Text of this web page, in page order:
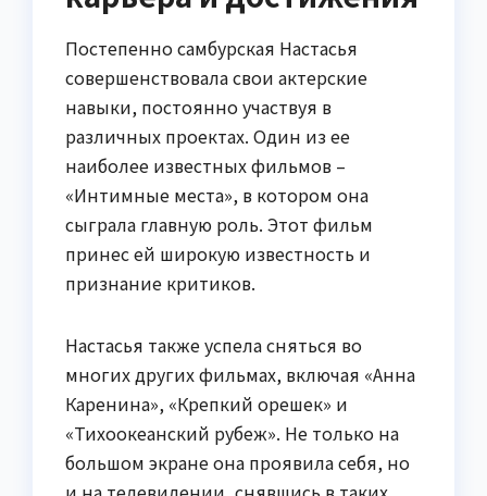
Постепенно самбурская Настасья
совершенствовала свои актерские
навыки, постоянно участвуя в
различных проектах. Один из ее
наиболее известных фильмов –
«Интимные места», в котором она
сыграла главную роль. Этот фильм
принес ей широкую известность и
признание критиков.
Настасья также успела сняться во
многих других фильмах, включая «Анна
Каренина», «Крепкий орешек» и
«Тихоокеанский рубеж». Не только на
большом экране она проявила себя, но